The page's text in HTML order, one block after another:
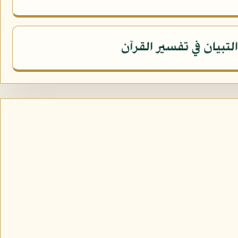
التبيان في تفسير القرآن